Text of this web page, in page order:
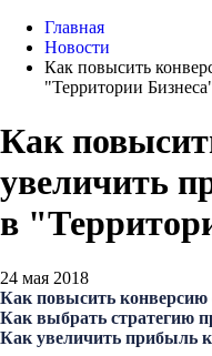
Главная
Новости
Как повысить
"Территории
Как
увеличить
в
24 мая 2018
Как повысить конверсию
Как выбрать стратегию
Как увеличить прибыль